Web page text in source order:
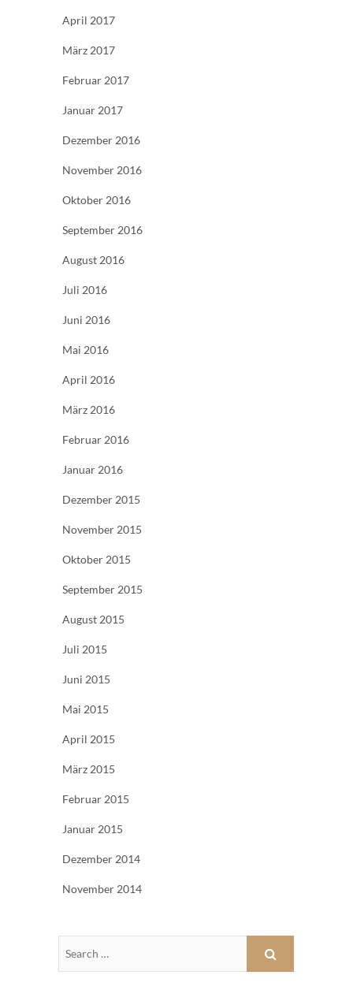
April 2017
März 2017
Februar 2017
Januar 2017
Dezember 2016
November 2016
Oktober 2016
September 2016
August 2016
Juli 2016
Juni 2016
Mai 2016
April 2016
März 2016
Februar 2016
Januar 2016
Dezember 2015
November 2015
Oktober 2015
September 2015
August 2015
Juli 2015
Juni 2015
Mai 2015
April 2015
März 2015
Februar 2015
Januar 2015
Dezember 2014
November 2014